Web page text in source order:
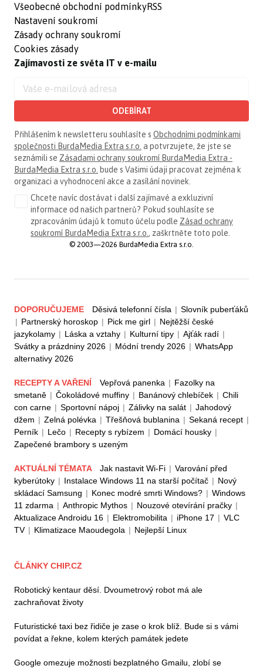
Všeobecné obchodní podmínky
Nastavení soukromí
Zásady ochrany soukromí
Cookies zásady
RSS
Zajímavosti ze světa IT v e-mailu
ODEBÍRAT
Přihlášením k newsletteru souhlasíte s Obchodními podmínkami
společnosti BurdaMedia Extra s.r.o. a potvrzujete, že jste se
seznámili se Zásadami ochrany soukromí BurdaMedia Extra -
BurdaMedia Extra s.r.o. bude s Vašimi údaji pracovat zejména k
organizaci a vyhodnocení akce a zasílání novinek.
Chcete navíc dostávat i další zajímavé a exkluzivní
informace od našich partnerů? Pokud souhlasíte se
zpracováním údajů k tomuto účelu podle Zásad ochrany
soukromí BurdaMedia Extra s.r.o. , zaškrtněte toto pole.
© 2003—2026 BurdaMedia Extra s.r.o.
DOPORUČUJEME Děsivá telefonní čísla | Slovník puberťáků
| Partnerský horoskop | Pick me girl | Nejtěžší české
jazykolamy | Láska a vztahy | Kulturní tipy | Ajťák radí |
Svátky a prázdniny 2026 | Módní trendy 2026 | WhatsApp
alternativy 2026
RECEPTY A VAŘENÍ Vepřová panenka | Fazolky na
smetaně | Čokoládové muffiny | Banánový chlebíček | Chili
con carne | Sportovní nápoj | Zálivky na salát | Jahodový
džem | Zelná polévka | Třešňová bublanina | Sekaná recept |
Perník | Lečo | Recepty s rybízem | Domácí housky |
Zapečené brambory s uzeným
AKTUÁLNÍ TÉMATA Jak nastavit Wi-Fi | Varování před
kyberútoky | Instalace Windows 11 na starší počítač | Nový
skládací Samsung | Konec modré smrti Windows? | Windows
11 zdarma | Anthropic Mythos | Nouzové otevírání pračky |
Aktualizace Androidu 16 | Elektromobilita | iPhone 17 | VLC
TV | Klimatizace Maoudegola | Nejlepší Linux
ČLÁNKY CHIP.CZ
Robotický kentaur děsí. Dvoumetrový robot má ale
zachraňovat životy
Futuristické taxi bez řidiče je zase o krok blíž. Bude si s vámi
povídat a řekne, kolem kterých památek jedete
Google omezuje možnosti bezplatného Gmailu, zlobí se